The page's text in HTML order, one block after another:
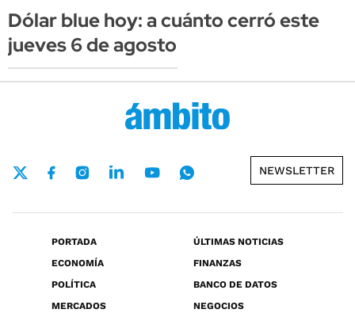
Dólar blue hoy: a cuánto cerró este
jueves 6 de agosto
NEWSLETTER
PORTADA
ÚLTIMAS NOTICIAS
ECONOMÍA
FINANZAS
POLÍTICA
BANCO DE DATOS
MERCADOS
NEGOCIOS